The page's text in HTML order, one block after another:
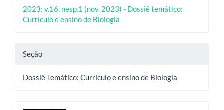
2023: v.16, nesp.1 (nov. 2023) - Dossiê temático:
Currículo e ensino de Biologia
Seção
Dossiê Temático: Currículo e ensino de Biologia